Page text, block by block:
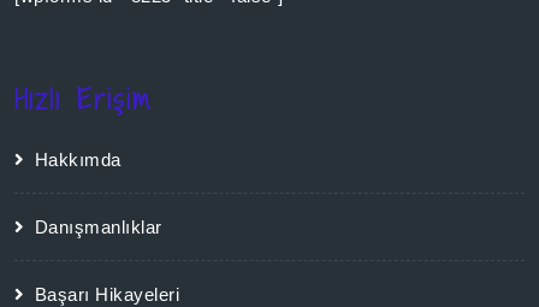
Hızlı Erişim
Hakkımda
Danışmanlıklar
Başarı Hikayeleri